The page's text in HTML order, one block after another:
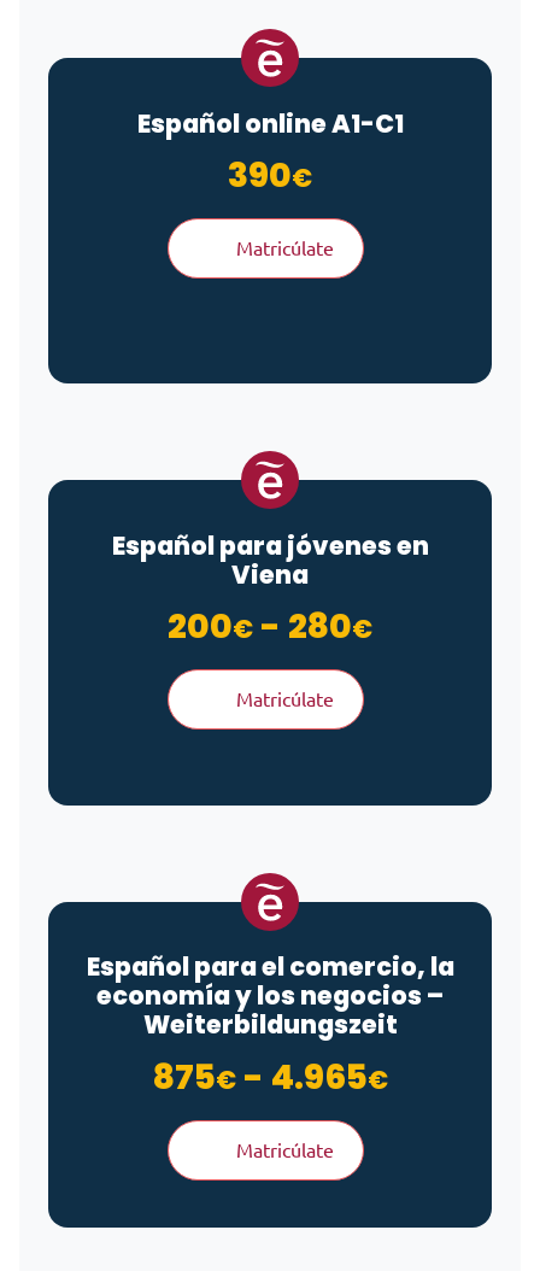
Español online A1-C1
390€
Matricúlate
Español para jóvenes en
Viena
200€ - 280€Rango
Matricúlate
Español para el comercio, la
economía y los negocios –
Weiterbildungszeit
875€ - 4.965€Rango
Matricúlate